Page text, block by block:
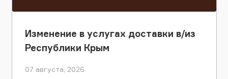
Изменение в услугах доставки в/из
Республики Крым
07 августа, 2026